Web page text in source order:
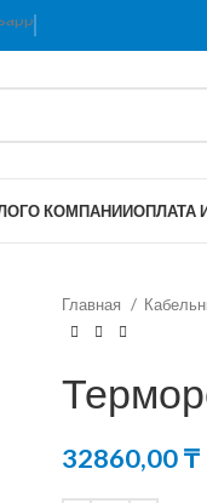
О КОМПАНИИОПЛАТА
Главная
32860,00₸